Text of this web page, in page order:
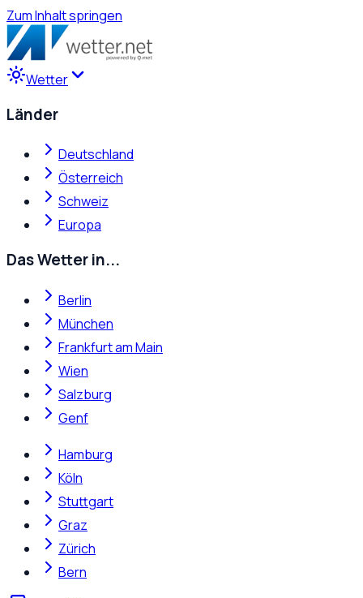
Zum Inhalt springen
Wetter
Länder
Deutschland
Österreich
Schweiz
Europa
Das Wetter in...
Berlin
München
Frankfurt am Main
Wien
Salzburg
Genf
Hamburg
Köln
Stuttgart
Graz
Zürich
Bern